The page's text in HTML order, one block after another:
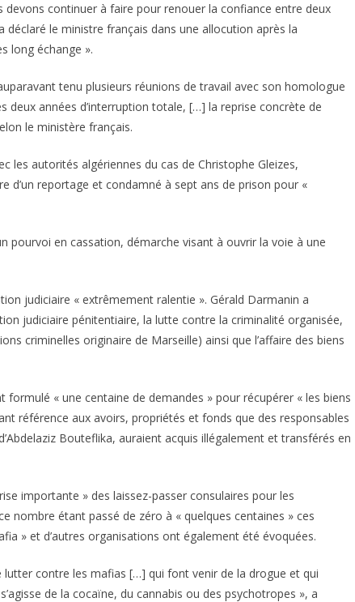
devons continuer à faire pour renouer la confiance entre deux
déclaré le ministre français dans une allocution après la
long échange ».
tenu plusieurs réunions de travail avec son homologue
deux années d’interruption totale, […] la reprise concrète de
le ministère français.
les autorités algériennes du cas de Christophe Gleizes,
d’un reportage et condamné à sept ans de prison pour «
pourvoi en cassation, démarche visant à ouvrir la voie à une
judiciaire « extrêmement ralentie ». Gérald Darmanin a
judiciaire pénitentiaire, la lutte contre la criminalité organisée,
criminelles originaire de Marseille) ainsi que l’affaire des biens
formulé « une centaine de demandes » pour récupérer « les biens
référence aux avoirs, propriétés et fonds que des responsables
Bouteflika, auraient acquis illégalement et transférés en
importante » des laissez-passer consulaires pour les
nombre étant passé de zéro à « quelques centaines » ces
» et d’autres organisations ont également été évoquées.
lutter contre les mafias […] qui font venir de la drogue et qui
de la cocaïne, du cannabis ou des psychotropes », a